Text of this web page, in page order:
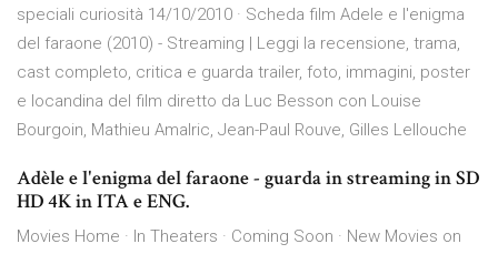
speciali curiosità 14/10/2010 · Scheda film Adele e l'enigma
del faraone (2010) - Streaming | Leggi la recensione, trama,
cast completo, critica e guarda trailer, foto, immagini, poster
e locandina del film diretto da Luc Besson con Louise
Bourgoin, Mathieu Amalric, Jean-Paul Rouve, Gilles Lellouche
Adèle e l'enigma del faraone - guarda in streaming in SD
HD 4K in ITA e ENG.
Movies Home · In Theaters · Coming Soon · New Movies on